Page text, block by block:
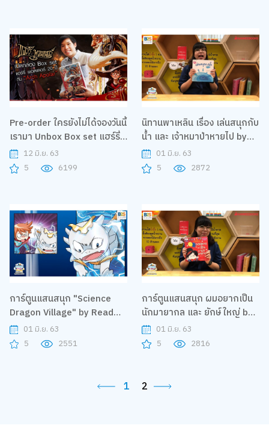
Pre-order ใครยังไม่ได้จองวันนี้
เรามา Unbox Box set แฮร์รี่
พอตเตอร์ 20 ปี กับ "Arch
Apolar"
12 มิ.ย. 63
5
6199
นิทานพาเหลิน เรื่อง เล่นสนุกกับ
น้ำ และ เจ้าหมาป่าหายไป by
Nanmeebooks| B2S Home
Sweet Home
01 มิ.ย. 63
5
2872
การ์ตูนแสนสนุก "Science
Dragon Village" by Read
Comics | B2S Home Sweet
Home
01 มิ.ย. 63
5
2551
การ์ตูนแสนสนุก ผมอยากเป็น
นักมายากล และ ยักษ์ใหญ่ by
nanmeebooks | B2S Home
Sweet Home
01 มิ.ย. 63
5
2816
1 2